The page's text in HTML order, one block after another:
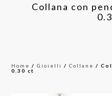
Collana con
Home /Gioielli /Collane /
0.30 ct